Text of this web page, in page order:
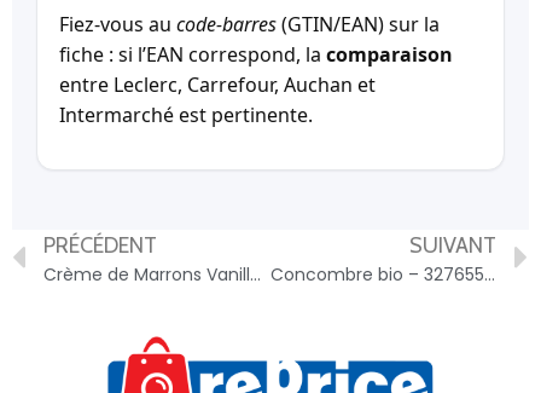
Fiez-vous au code-barres(GTIN/EAN) sur la
fiche : si l’EAN correspond, la comparaison
entre Leclerc, Carrefour, Auchan et
Intermarché est pertinente.
PRÉCÉDENT
Crème de Marrons Vanillée – 3174061037132
SUIVANT
Concombre bio – 3276559349953